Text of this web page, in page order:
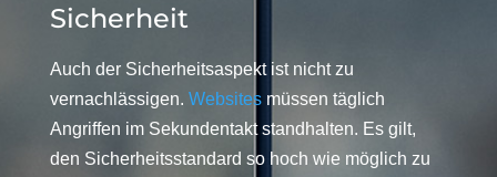
Sicherheit
Auch der Sicherheitsaspekt ist nicht zu
vernachlässigen. Websitesmüssen täglich
Angriffen im Sekundentakt standhalten. Es gilt,
den Sicherheitsstandard so hoch wie möglich zu